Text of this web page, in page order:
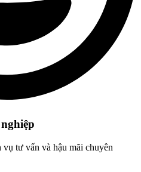
tư vấn và hậu mãi chuyên